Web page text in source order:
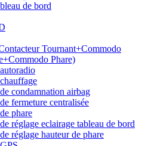
de bord
Tournant+Commodo
Phare)
condamnation airbag
fermeture centralisée
phare
réglage eclairage tableau de bord
réglage hauteur de phare